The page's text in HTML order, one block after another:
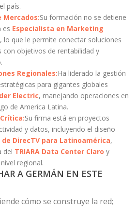
país.
Mercados:Su formación no se detiene
es Especialista en Marketing
, lo que le permite conectar soluciones
objetivos de rentabilidad y
Regionales:Ha liderado la gestión
para gigantes globales
Electric, manejando operaciones en
de America Latina.
Su firma está en proyectos
y datos, incluyendo el diseño
DirecTV para Latinoamérica,
del TRIARA Data Center Claro y
regional.
A GERMÁN EN ESTE
cómo se construye la red;